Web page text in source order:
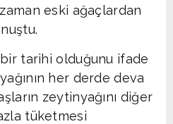
eski ağaçlardan
tarihi olduğunu ifade
her derde deva
zeytinyağını diğer
tüketmesi